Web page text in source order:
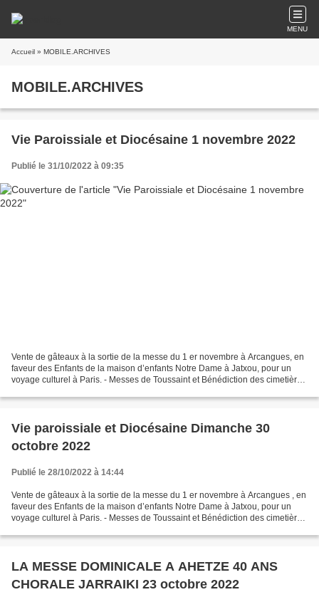
MENU
Accueil » MOBILE.ARCHIVES
MOBILE.ARCHIVES
Vie Paroissiale et Diocésaine 1 novembre 2022
Publié le 31/10/2022 à 09:35
Vente de gâteaux à la sortie de la messe du 1 er novembre à Arcangues, en
faveur des Enfants de la maison d’enfants Notre Dame à Jatxou, pour un
voyage culturel à Paris. - Messes de Toussaint et Bénédiction des cimetières
Vie paroissiale et Diocésaine Dimanche 30
octobre 2022
Publié le 28/10/2022 à 14:44
Vente de gâteaux à la sortie de la messe du 1 er novembre à Arcangues , en
faveur des Enfants de la maison d’enfants Notre Dame à Jatxou, pour un
voyage culturel à Paris. - Messes de Toussaint et Bénédiction des cimetières
LA MESSE DOMINICALE A AHETZE 40 ANS
CHORALE JARRAIKI 23 octobre 2022